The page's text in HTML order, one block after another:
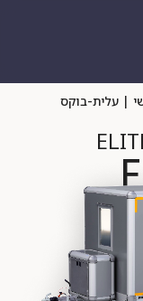
| עלית-בוקס